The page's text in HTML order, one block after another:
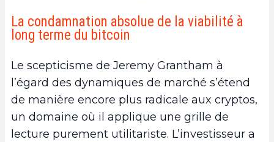
La condamnation absolue de la viabilité à
long terme du bitcoin
Le scepticisme de Jeremy Grantham à
l’égard des dynamiques de marché s’étend
de manière encore plus radicale aux cryptos,
un domaine où il applique une grille de
lecture purement utilitariste. L’investisseur a